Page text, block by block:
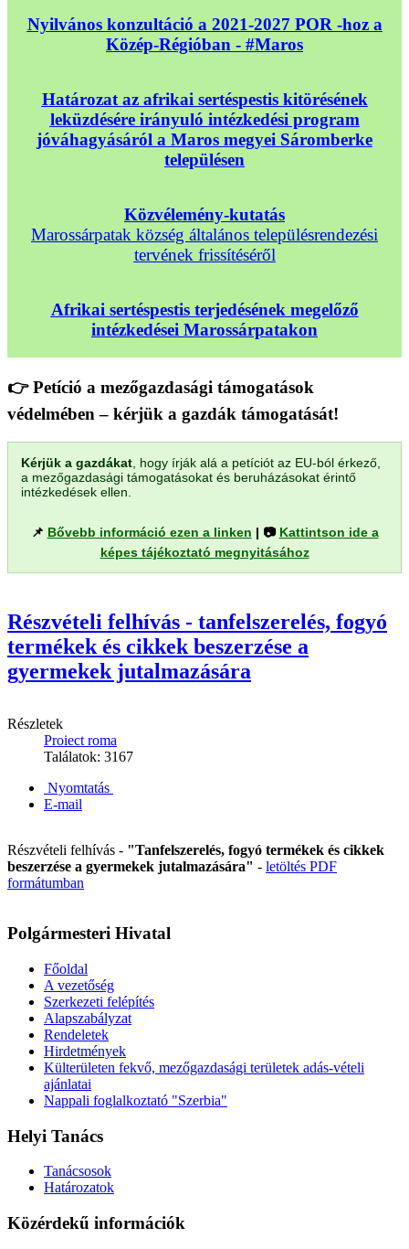
Nyilvános konzultáció a 2021-2027 POR -hoz a
Közép-Régióban - #Maros
Határozat az afrikai sertéspestis kitörésének
leküzdésére irányuló intézkedési program
jóváhagyásáról a Maros megyei Sáromberke
településen
Közvélemény-kutatás
Marossárpatak község általános településrendezési
tervének frissítéséről
Afrikai sertéspestis terjedésének megelőző
intézkedései Marossárpatakon
👉 Petíció a mezőgazdasági támogatások
védelmében – kérjük a gazdák támogatását!
Kérjük a gazdákat , hogy írják alá a petíciót az EU-ból érkező,
a mezőgazdasági támogatásokat és beruházásokat érintő
intézkedések ellen.
📌 Bővebb információ ezen a linken | 📷 Kattintson ide a
képes tájékoztató megnyitásához
Részvételi felhívás - tanfelszerelés, fogyó
termékek és cikkek beszerzése a
gyermekek jutalmazására
Részletek
Proiect roma
Találatok: 3167
Nyomtatás
E-mail
Részvételi felhívás - "Tanfelszerelés, fogyó termékek és cikkek
beszerzése a gyermekek jutalmazására" - letöltés PDF
formátumban
Polgármesteri Hivatal
Főoldal
A vezetőség
Szerkezeti felépítés
Alapszabályzat
Rendeletek
Hirdetmények
Külterületen fekvő, mezőgazdasági területek adás-vételi
ajánlatai
Nappali foglalkoztató "Szerbia"
Helyi Tanács
Tanácsosok
Határozatok
Közérdekű információk